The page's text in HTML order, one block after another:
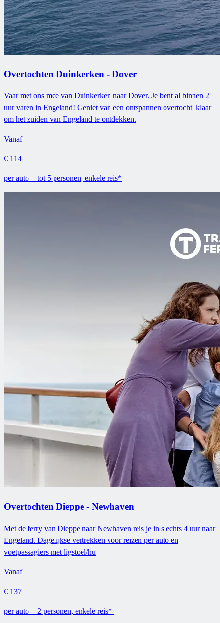
Overtochten Duinkerken - Dover
Vaar met ons mee van Duinkerken naar Dover. Je bent al binnen 2
uur varen in Engeland! Geniet van een ontspannen overtocht, klaar
om het zuiden van Engeland te ontdekken.
Vanaf
€ 114
per auto + tot 5 personen, enkele reis*
Overtochten Dieppe - Newhaven
Met de ferry van Dieppe naar Newhaven reis je in slechts 4 uur naar
Engeland. Dagelijkse vertrekken voor reizen per auto en
voetpassagiers met ligstoel/hu
Vanaf
€ 137
per auto + 2 personen, enkele reis*